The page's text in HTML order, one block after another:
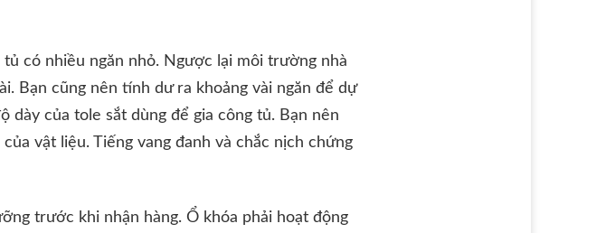
có nhiều ngăn nhỏ. Ngược lại môi trường nhà
Bạn cũng nên tính dư ra khoảng vài ngăn để dự
dày của tole sắt dùng để gia công tủ. Bạn nên
vật liệu. Tiếng vang đanh và chắc nịch chứng
trước khi nhận hàng. Ổ khóa phải hoạt động